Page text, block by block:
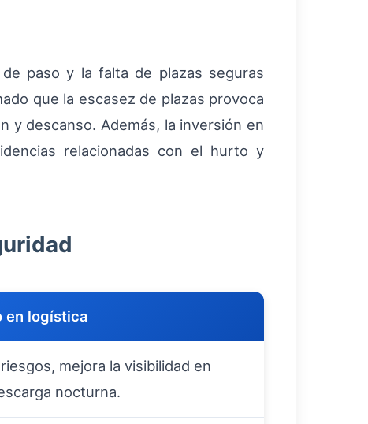
paso y la falta de plazas seguras
que la escasez de plazas provoca
y descanso. Además, la inversión en
relacionadas con el hurto y
en logística
mejora la visibilidad en
nocturna.